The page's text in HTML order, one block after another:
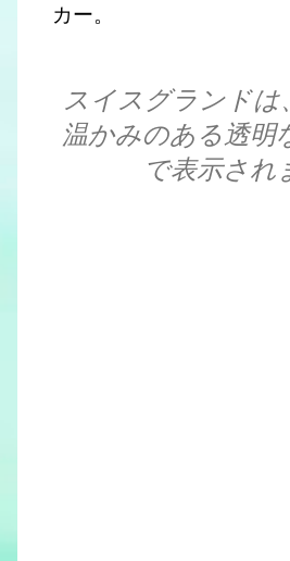
カー。
スイスグランド
温かみのある透明
で表示され